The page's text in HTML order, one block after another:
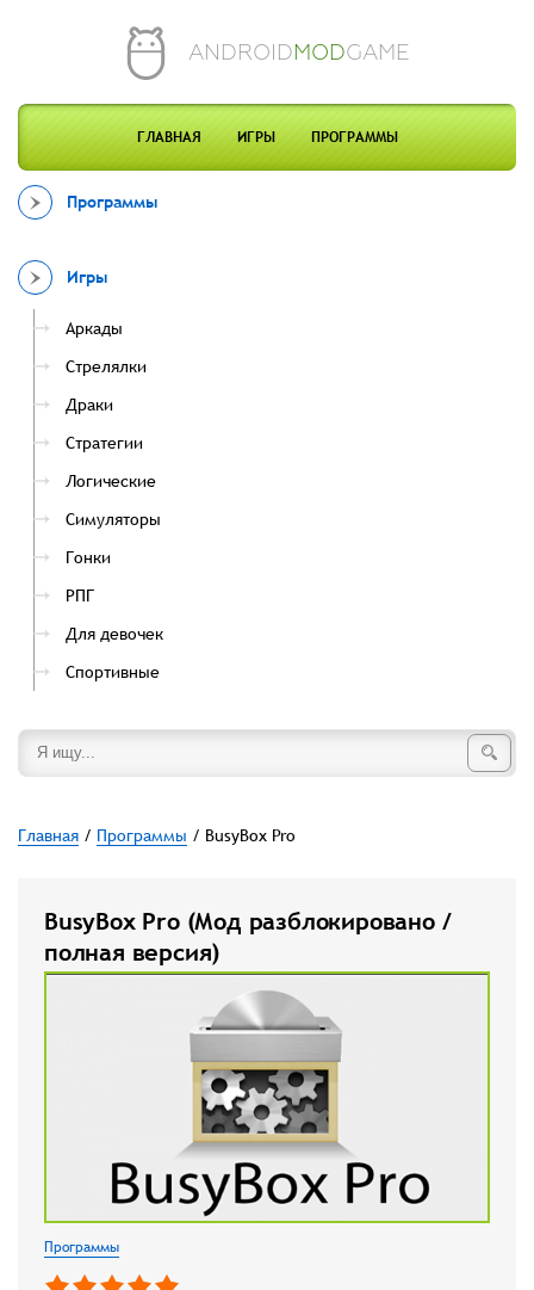
ANDROIDMODGAME
ГЛАВНАЯ ИГРЫ ПРОГРАММЫ
Программы
Игры
Аркады
Стрелялки
Драки
Стратегии
Логические
Симуляторы
Гонки
РПГ
Для девочек
Спортивные
Главная / Программы / BusyBox Pro
BusyBox Pro (Мод разблокировано /
полная версия)
Программы